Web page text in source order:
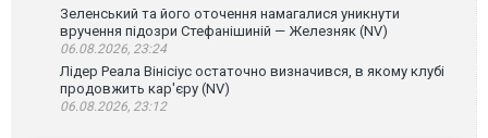
Зеленський та його оточення намагалися уникнути
вручення підозри Стефанішиній — Железняк (NV)
06.08.2026, 23:24
Лідер Реала Вінісіус остаточно визначився, в якому клубі
продовжить кар'єру (NV)
06.08.2026, 23:12